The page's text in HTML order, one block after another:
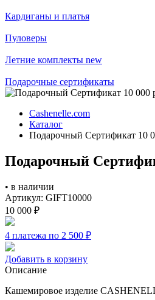
Кардиганы и платья
Пуловеры
Летние комплекты new
Подарочные сертификаты
Cashenelle.com
Каталог
Подарочный Сертификат 10
Подарочный
• в наличии
Артикул: GIFT10000
10 000 ₽
4 платежа по 2 500 ₽
Добавить в корзину
Описание
Кашемировое изделие